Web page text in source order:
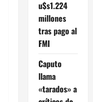
u$s1.224
millones
tras pago al
FMI
Caputo
llama
«tarados» a